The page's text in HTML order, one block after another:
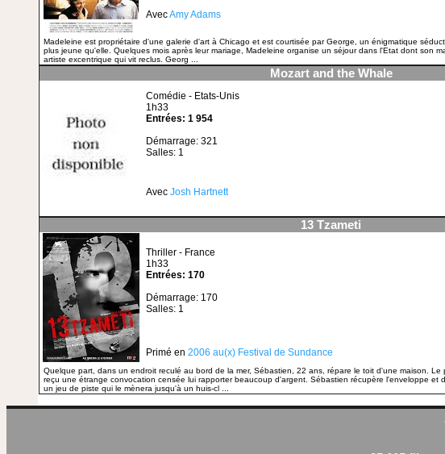
AvecAmy Adams
Madeleine est propriétaire d'une galerie d'art à Chicago et est courtisée par George, un énigmatique
plus jeune qu'elle. Quelques mois après leur mariage, Madeleine organise un séjour dans l'Etat dont son
artiste excentrique qui vit reclus. Georg ...
Mozart and the Whale
Comédie - Etats-Unis
1h33
Entrées: 1 954
Démarrage: 321
Salles: 1
Avec Josh Hartnett
13 Tzameti
Thriller - France
1h33
Entrées: 170
Démarrage: 170
Salles: 1
Primé en 2006 au(x) Festival de Sundance
Quelque part, dans un endroit reculé au bord de la mer, Sébastien, 22 ans, répare le toit d'une maison. Le
reçu une étrange convocation censée lui rapporter beaucoup d'argent. Sébastien récupère l'enveloppe et
un jeu de piste qui le mènera jusqu'à un huis-cl ...